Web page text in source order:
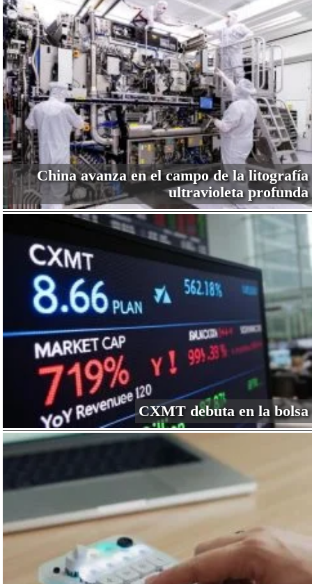
China avanza en el campo de la litografía
ultravioleta profunda
CXMT debuta en la bolsa